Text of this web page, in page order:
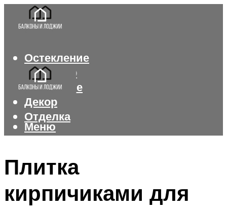
Остекление
Интерьер
Утепление
Декор
Отделка
Меню
Плитка
кирпичиками для